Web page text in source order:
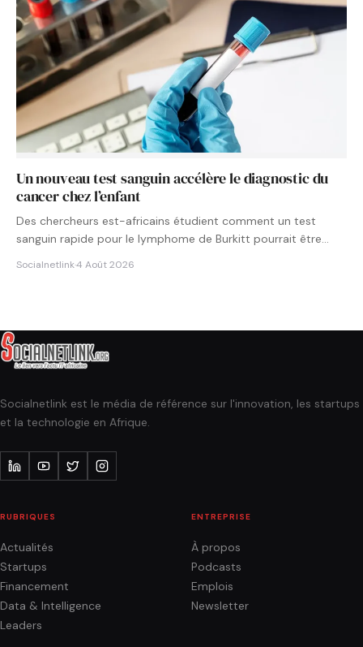
Un nouveau test sanguin accélère le diagnostic du
cancer chez l’enfant
Des chercheurs est-africains étudient comment un test
sanguin rapide pour le lymphome de Burkitt pourrait être
Socialnetlink·4 Août 2026
Socialnetlink est le média de référence sur l'innovation, les startups
et la technologie en Afrique.
RUBRIQUES
Actualités
Startups
Financement
Data & Intelligence
Leaders
ENTREPRISE
À propos
Podcasts
Emplois
Newsletter